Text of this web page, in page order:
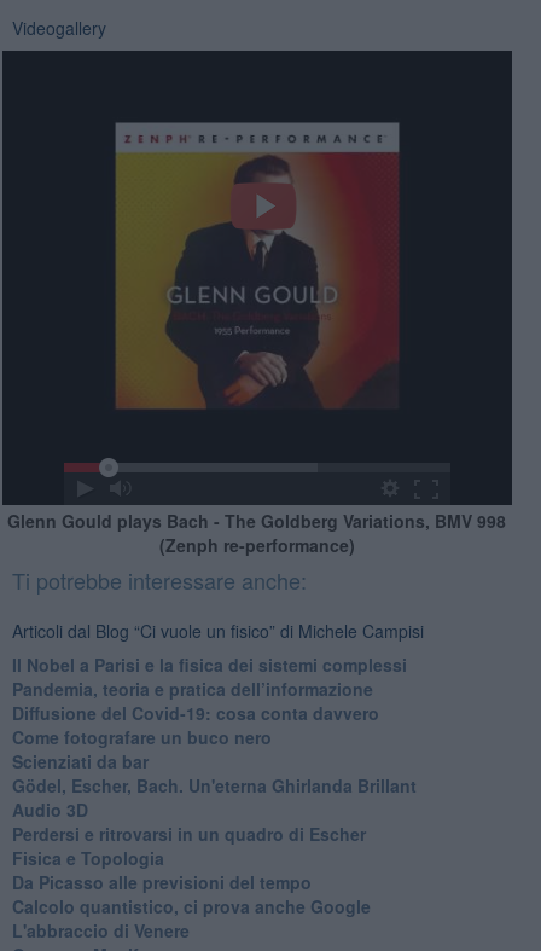
Videogallery
Glenn Gould plays Bach - The Goldberg Variations, BMV 998
(Zenph re-performance)
Ti potrebbe interessare anche:
Articoli dal Blog “Ci vuole un fisico” di Michele Campisi
Il Nobel a Parisi e la fisica dei sistemi complessi
Pandemia, teoria e pratica dell’informazione
​Diffusione del Covid-19: cosa conta davvero
Come fotografare un buco nero
Scienziati da bar
Gödel, Escher, Bach. Un'eterna Ghirlanda Brillant
Audio 3D
Perdersi e ritrovarsi in un quadro di Escher
​Fisica e Topologia
Da Picasso alle previsioni del tempo
​Calcolo quantistico, ci prova anche Google
​L'abbraccio di Venere